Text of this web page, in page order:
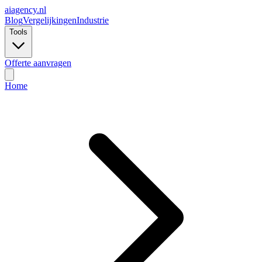
aiagency.nl
BlogVergelijkingenIndustrie
Tools
Offerte aanvragen
Home